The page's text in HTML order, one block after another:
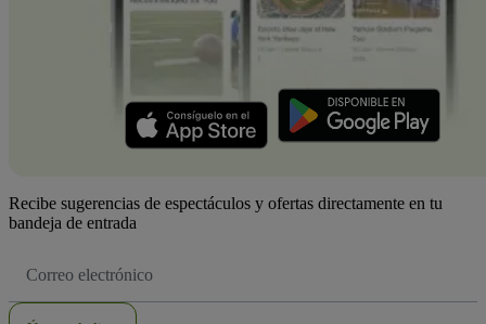
Recibe sugerencias de espectáculos y ofertas directamente en tu
bandeja de entrada
de